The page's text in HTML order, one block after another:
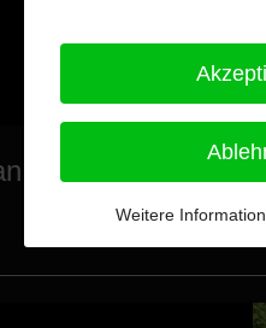
Plön 83/18/1
Weitere